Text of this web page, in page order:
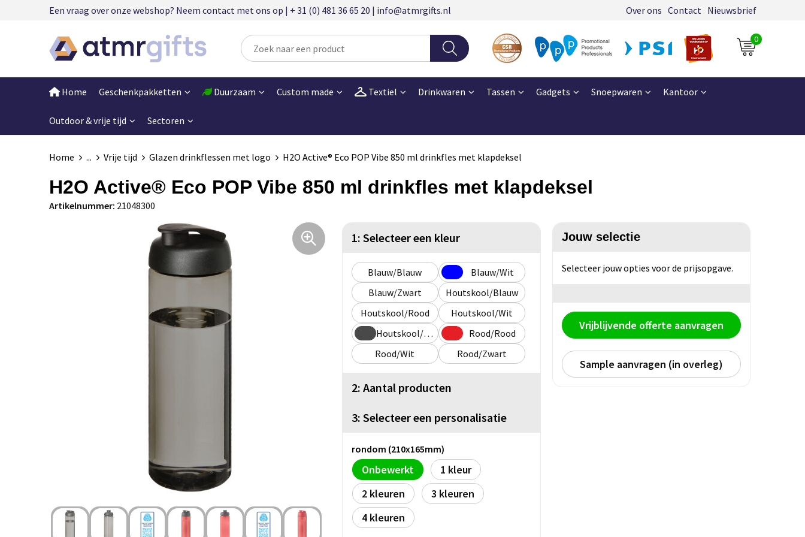
Een vraag over onze webshop? Neem contact met ons op | + 31 (0) 481 36 65 20 | info@atmrgifts.nl Over ons Contact Nieuwsbrief
0
Home Geschenkpakketten Duurzaam Custom made Textiel Drinkwaren Tassen Gadgets Snoepwaren Kantoor
Outdoor & vrije tijd Sectoren
Home ... Vrije tijd Glazen drinkflessen met logo H2O Active® Eco POP Vibe 850 ml drinkfles met klapdeksel
H2O Active® Eco POP Vibe 850 ml drinkfles met klapdeksel
Artikelnummer: 21048300
1: Selecteer een kleur
Blauw/Blauw
Blauw/Wit
Blauw/Zwart
Houtskool/Blauw
Houtskool/Rood
Houtskool/Wit
Houtskool/Zwart
Rood/Rood
Rood/Wit
Rood/Zwart
2: Aantal producten
3: Selecteer een personalisatie
rondom (210x165mm)
Onbewerkt
1
2
3
4
Jouw selectie
Selecteer jouw opties voor de prijsopgave.
Vrijblijvende offerte aanvragen
Sample aanvragen (in overleg)